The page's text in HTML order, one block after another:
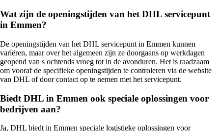
Wat zijn de openingstijden van het DHL servicepunt
in Emmen?
De openingstijden van het DHL servicepunt in Emmen kunnen
variëren, maar over het algemeen zijn ze doorgaans op werkdagen
geopend van s ochtends vroeg tot in de avonduren. Het is raadzaam
om vooraf de specifieke openingstijden te controleren via de website
van DHL of door contact op te nemen met het servicepunt.
Biedt DHL in Emmen ook speciale oplossingen voor
bedrijven aan?
Ja, DHL biedt in Emmen speciale logistieke oplossingen voor